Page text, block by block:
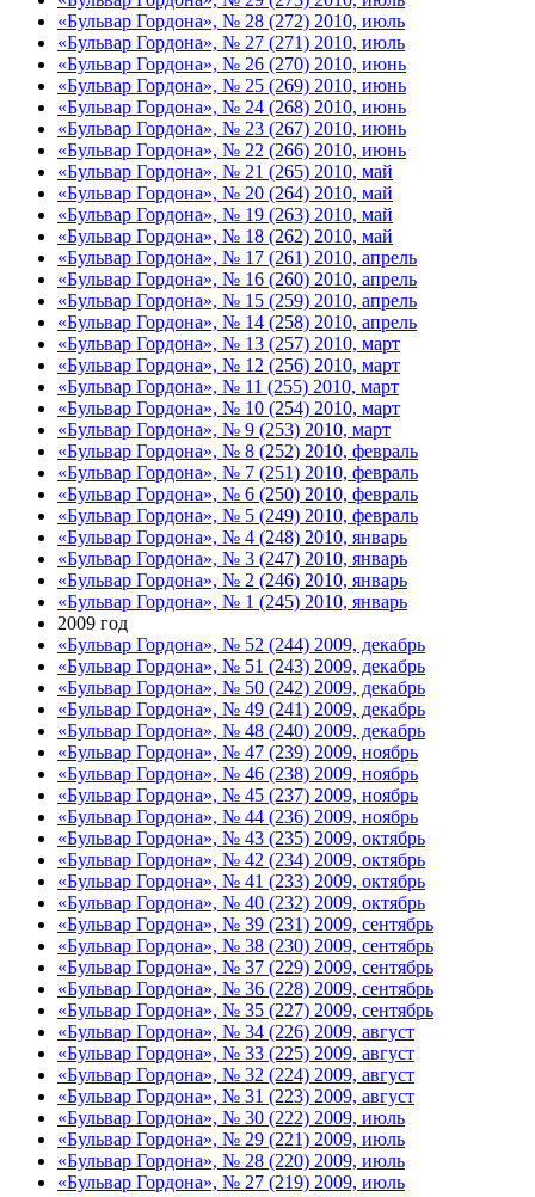
«Бульвар Гордона», № 28 (272) 2010, июль
«Бульвар Гордона», № 27 (271) 2010, июль
«Бульвар Гордона», № 26 (270) 2010, июнь
«Бульвар Гордона», № 25 (269) 2010, июнь
«Бульвар Гордона», № 24 (268) 2010, июнь
«Бульвар Гордона», № 23 (267) 2010, июнь
«Бульвар Гордона», № 22 (266) 2010, июнь
«Бульвар Гордона», № 21 (265) 2010, май
«Бульвар Гордона», № 20 (264) 2010, май
«Бульвар Гордона», № 19 (263) 2010, май
«Бульвар Гордона», № 18 (262) 2010, май
«Бульвар Гордона», № 17 (261) 2010, апрель
«Бульвар Гордона», № 16 (260) 2010, апрель
«Бульвар Гордона», № 15 (259) 2010, апрель
«Бульвар Гордона», № 14 (258) 2010, апрель
«Бульвар Гордона», № 13 (257) 2010, март
«Бульвар Гордона», № 12 (256) 2010, март
«Бульвар Гордона», № 11 (255) 2010, март
«Бульвар Гордона», № 10 (254) 2010, март
«Бульвар Гордона», № 9 (253) 2010, март
«Бульвар Гордона», № 8 (252) 2010, февраль
«Бульвар Гордона», № 7 (251) 2010, февраль
«Бульвар Гордона», № 6 (250) 2010, февраль
«Бульвар Гордона», № 5 (249) 2010, февраль
«Бульвар Гордона», № 4 (248) 2010, январь
«Бульвар Гордона», № 3 (247) 2010, январь
«Бульвар Гордона», № 2 (246) 2010, январь
«Бульвар Гордона», № 1 (245) 2010, январь
2009 год
«Бульвар Гордона», № 52 (244) 2009, декабрь
«Бульвар Гордона», № 51 (243) 2009, декабрь
«Бульвар Гордона», № 50 (242) 2009, декабрь
«Бульвар Гордона», № 49 (241) 2009, декабрь
«Бульвар Гордона», № 48 (240) 2009, декабрь
«Бульвар Гордона», № 47 (239) 2009, ноябрь
«Бульвар Гордона», № 46 (238) 2009, ноябрь
«Бульвар Гордона», № 45 (237) 2009, ноябрь
«Бульвар Гордона», № 44 (236) 2009, ноябрь
«Бульвар Гордона», № 43 (235) 2009, октябрь
«Бульвар Гордона», № 42 (234) 2009, октябрь
«Бульвар Гордона», № 41 (233) 2009, октябрь
«Бульвар Гордона», № 40 (232) 2009, октябрь
«Бульвар Гордона», № 39 (231) 2009, сентябрь
«Бульвар Гордона», № 38 (230) 2009, сентябрь
«Бульвар Гордона», № 37 (229) 2009, сентябрь
«Бульвар Гордона», № 36 (228) 2009, сентябрь
«Бульвар Гордона», № 35 (227) 2009, сентябрь
«Бульвар Гордона», № 34 (226) 2009, август
«Бульвар Гордона», № 33 (225) 2009, август
«Бульвар Гордона», № 32 (224) 2009, август
«Бульвар Гордона», № 31 (223) 2009, август
«Бульвар Гордона», № 30 (222) 2009, июль
«Бульвар Гордона», № 29 (221) 2009, июль
«Бульвар Гордона», № 28 (220) 2009, июль
«Бульвар Гордона», № 27 (219) 2009, июль